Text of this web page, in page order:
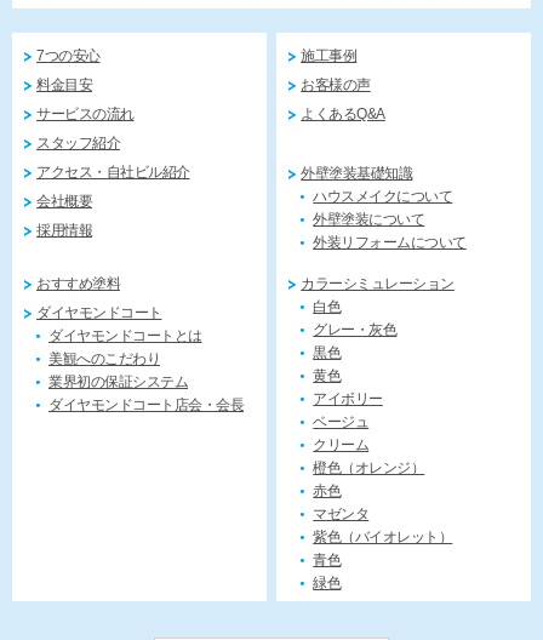
7つの安心
料金目安
サービスの流れ
スタッフ紹介
アクセス・自社ビル紹介
会社概要
採用情報
施工事例
お客様の声
よくあるQ&A
外壁塗装基礎知識
ハウスメイクについて
外壁塗装について
外装リフォームについて
おすすめ塗料
ダイヤモンドコート
ダイヤモンドコートとは
美観へのこだわり
業界初の保証システム
ダイヤモンドコート店会・会長
カラーシミュレーション
白色
グレー・灰色
黒色
黄色
アイボリー
ベージュ
クリーム
橙色（オレンジ）
赤色
マゼンタ
紫色（バイオレット）
青色
緑色